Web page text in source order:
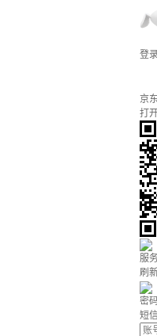
登
京
打
服
刷
密
短